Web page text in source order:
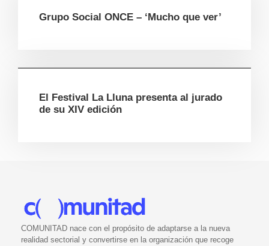
Grupo Social ONCE – ‘Mucho que ver’
El Festival La Lluna presenta al jurado
de su XIV edición
COMUNITAD nace con el propósito de adaptarse a la nueva
realidad sectorial y convertirse en la organización que recoge